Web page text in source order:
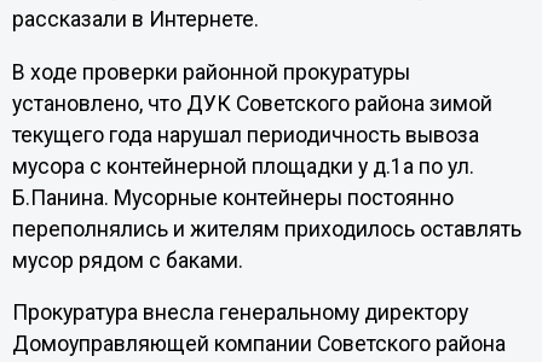
рассказали в Интернете.
В ходе проверки районной прокуратуры
установлено, что ДУК Советского района зимой
текущего года нарушал периодичность вывоза
мусора с контейнерной площадки у д.1а по ул.
Б.Панина. Мусорные контейнеры постоянно
переполнялись и жителям приходилось оставлять
мусор рядом с баками.
Прокуратура внесла генеральному директору
Домоуправляющей компании Советского района